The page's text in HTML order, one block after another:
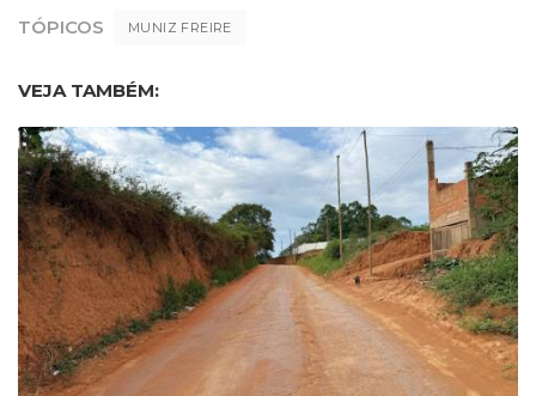
TÓPICOS MUNIZ FREIRE
VEJA TAMBÉM: